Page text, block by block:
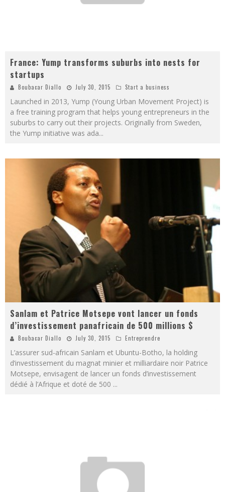
France: Yump transforms suburbs into nests for
startups
Boubacar Diallo July 30, 2015 Start a business
Launched in 2013, Yump (Young Urban Movement Project) is
a free training program that helps young entrepreneurs in the
suburbs to carry out their projects. Originally from Sweden,
the Yump initiative was ada...
Sanlam et Patrice Motsepe vont lancer un fonds
d’investissement panafricain de 500 millions $
Boubacar Diallo July 30, 2015 Entreprendre
L’assurer sud-africain Sanlam et Ubuntu-Botho, la holding
d’investissement du magnat minier et milliardaire noir Patrice
Motsepe, envisagent de lancer un fonds d’investissement
dédié à l’Afrique et doté de 500 ...